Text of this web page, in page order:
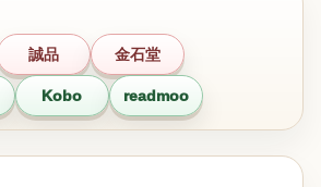
誠品 金石堂
Kobo readmoo